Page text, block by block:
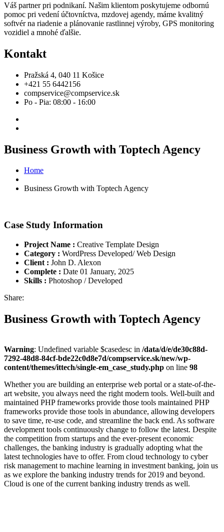
Váš partner pri podnikaní. Našim klientom poskytujeme odbornú
pomoc pri vedení účtovníctva, mzdovej agendy, máme kvalitný
softvér na riadenie a plánovanie rastlinnej výroby, GPS monitoring
vozidiel a mnohé ďalšie.
Kontakt
Pražská 4, 040 11 Košice
+421 55 6442156
compservice@compservice.sk
Po - Pia: 08:00 - 16:00
Business Growth with Toptech Agency
Home
Business Growth with Toptech Agency
Case Study Information
Project Name : Creative Template Design
Category : WordPress Developed/ Web Design
Client : John D. Alexon
Complete : Date 01 January, 2025
Skills : Photoshop / Developed
Share:
Business Growth with Toptech Agency
Warning: Undefined variable $casedesc in /data/d/e/de30c88d-
7292-48d8-84cf-bde22c0d8e7d/compservice.sk/new/wp-
content/themes/ittech/single-em_case_study.php on line 98
Whether you are building an enterprise web portal or a state-of-the-
art website, you always need the right modern tools. Well-built and
maintained PHP frameworks provide those tools maintained PHP
frameworks provide those tools in abundance, allowing developers
to save time, re-use code, and streamline the back end. As software
development tools continuously change to follow the latest. Despite
the competition from startups and the ever-present economic
challenges, the banking industry is gradually adopting what the
latest technologies have to offer. From cloud technology to cyber
risk management to machine learning in investment banking, join us
as we explore the banking industry trends for 2019 and beyond.
Cloud is one of the current banking industry trends as well.